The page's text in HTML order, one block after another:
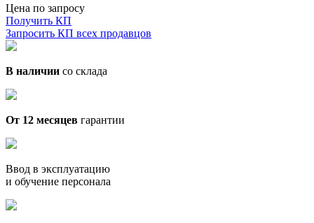
Цена по запросу
Получить КП
Запросить КП всех продавцов
В наличии со склада
От 12 месяцев гарантии
Ввод в эксплуатацию
и обучение персонала